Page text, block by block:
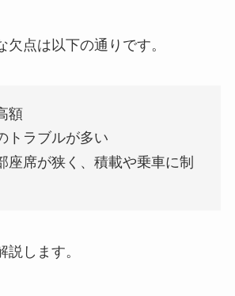
欠点は以下の通りです。
額
トラブルが多い
座席が狭く、積載や乗車に制
説します。